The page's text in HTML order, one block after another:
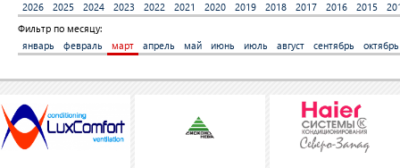
2026
2025 2024 2023 2022 2021 2020 2019 2018 2017 2016 2015
Фильтр по месяцу:
январь
февраль март апрель май июнь июль август сентябрь октябрь